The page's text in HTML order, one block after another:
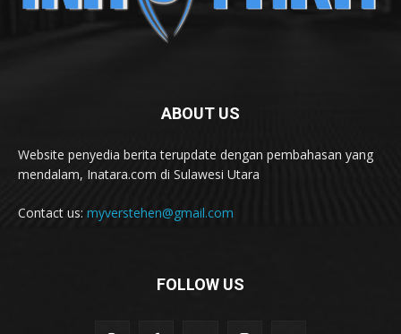
ABOUT US
Website penyedia berita terupdate dengan pembahasan yang
mendalam, Inatara.com di Sulawesi Utara
Contact us: myverstehen@gmail.com
FOLLOW US